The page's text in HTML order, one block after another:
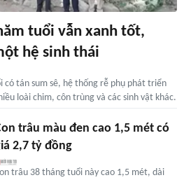
tuổi vẫn xanh tốt,
hệ sinh thái
có tán sum sê, hệ thống rễ phụ phát triển
loài chim, côn trùng và các sinh vật khác.
trâu màu đen cao 1,5 mét có
2,7 tỷ đồng
trâu 38 tháng tuổi này cao 1,5 mét, dài